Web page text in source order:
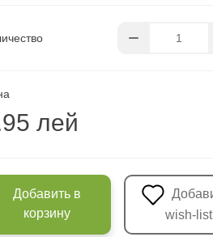
лей
Добавить в
корзину
wish-list